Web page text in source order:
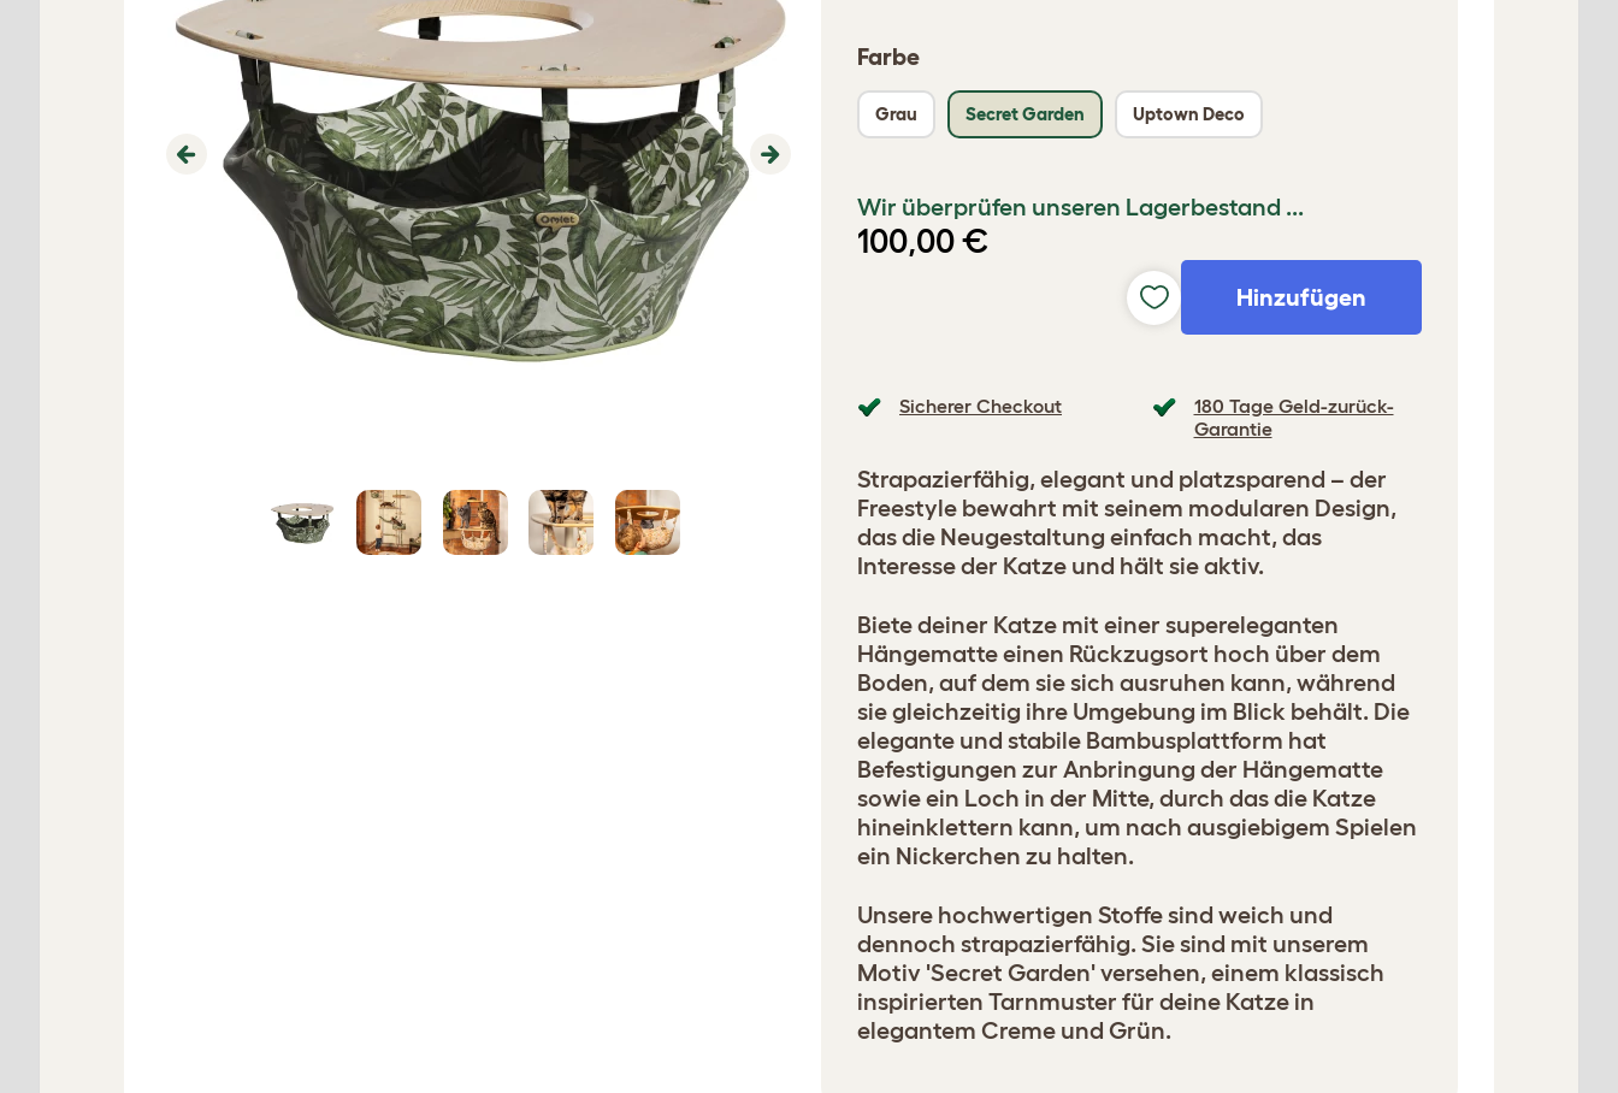
Previous Next
Farbe
Grau Secret Garden Uptown Deco
Wir überprüfen unseren Lagerbestand ...
100,00 €
Hinzufügen
Sicherer Checkout
180 Tage Geld-zurück-
Garantie
Strapazierfähig, elegant und platzsparend – der
Freestyle bewahrt mit seinem modularen Design,
das die Neugestaltung einfach macht, das
Interesse der Katze und hält sie aktiv.
Biete deiner Katze mit einer supereleganten
Hängematte einen Rückzugsort hoch über dem
Boden, auf dem sie sich ausruhen kann, während
sie gleichzeitig ihre Umgebung im Blick behält. Die
elegante und stabile Bambusplattform hat
Befestigungen zur Anbringung der Hängematte
sowie ein Loch in der Mitte, durch das die Katze
hineinklettern kann, um nach ausgiebigem Spielen
ein Nickerchen zu halten.
Unsere hochwertigen Stoffe sind weich und
dennoch strapazierfähig. Sie sind mit unserem
Motiv 'Secret Garden' versehen, einem klassisch
inspirierten Tarnmuster für deine Katze in
elegantem Creme und Grün.